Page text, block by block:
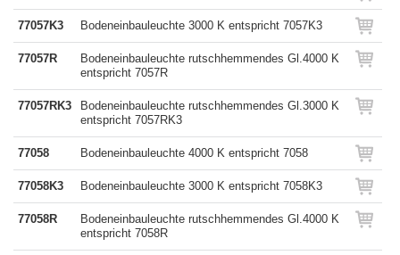
77057K3 Bodeneinbauleuchte 3000 K entspricht 7057K3
77057R
Bodeneinbauleuchte rutschhemmendes Gl.4000 K
entspricht 7057R
77057RK3
Bodeneinbauleuchte rutschhemmendes Gl.3000 K
entspricht 7057RK3
77058 Bodeneinbauleuchte 4000 K entspricht 7058
77058K3 Bodeneinbauleuchte 3000 K entspricht 7058K3
77058R
Bodeneinbauleuchte rutschhemmendes Gl.4000 K
entspricht 7058R